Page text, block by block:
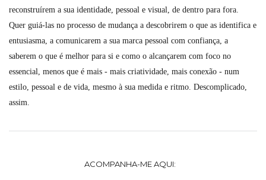
reconstruírem a sua identidade, pessoal e visual, de dentro para fora.
Quer guiá-las no processo de mudança a descobrirem o que as identifica e
entusiasma, a comunicarem a sua marca pessoal com confiança, a
saberem o que é melhor para si e como o alcançarem com foco no
essencial, menos que é mais - mais criatividade, mais conexão - num
estilo, pessoal e de vida, mesmo à sua medida e ritmo. Descomplicado,
assim.
ACOMPANHA-ME AQUI: